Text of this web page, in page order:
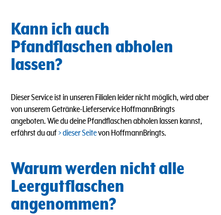
Kann ich auch
Pfandflaschen abholen
lassen?
Dieser Service ist in unseren Filialen leider nicht möglich, wird aber
von unserem Getränke-Lieferservice HoffmannBringts
angeboten. Wie du deine Pfandflaschen abholen lassen kannst,
erfährst du auf dieser Seitevon HoffmannBringts.
Warum werden nicht alle
Leergutflaschen
angenommen?